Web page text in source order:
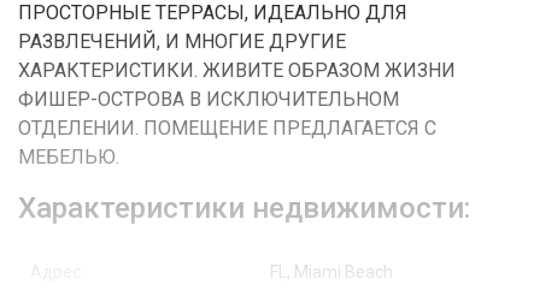
ПРОСТОРНЫЕ ТЕРРАСЫ, ИДЕАЛЬНО ДЛЯ
РАЗВЛЕЧЕНИЙ, И МНОГИЕ ДРУГИЕ
ХАРАКТЕРИСТИКИ. ЖИВИТЕ ОБРАЗОМ ЖИЗНИ
ФИШЕР-ОСТРОВА В ИСКЛЮЧИТЕЛЬНОМ
ОТДЕЛЕНИИ. ПОМЕЩЕНИЕ ПРЕДЛАГАЕТСЯ С
МЕБЕЛЬЮ.
Характеристики недвижимости:
FL, Miami Beach